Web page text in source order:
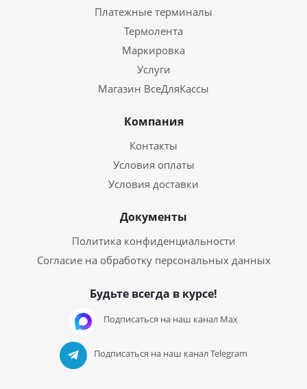
Платежные терминалы
Термолента
Маркировка
Услуги
Магазин ВсеДляКассы
Компания
Контакты
Условия оплаты
Условия доставки
Документы
Политика конфиденциальности
Согласие на обработку персональных данных
Будьте всегда в курсе!
Подписаться на наш канал Max
Подписаться на наш канал Telegram